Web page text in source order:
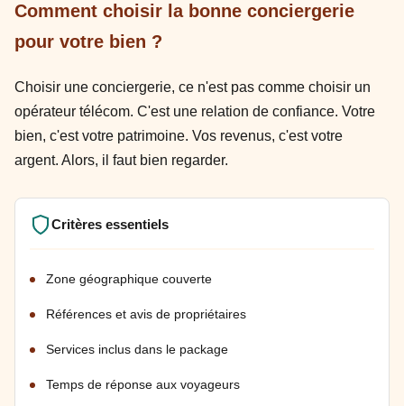
Comment choisir la bonne conciergerie
pour votre bien ?
Choisir une conciergerie, ce n'est pas comme choisir un
opérateur télécom. C'est une relation de confiance. Votre
bien, c'est votre patrimoine. Vos revenus, c'est votre
argent. Alors, il faut bien regarder.
Critères essentiels
Zone géographique couverte
Références et avis de propriétaires
Services inclus dans le package
Temps de réponse aux voyageurs